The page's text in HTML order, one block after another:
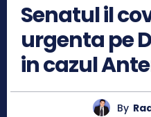
Senatul il
urgenta pe
in cazul
By